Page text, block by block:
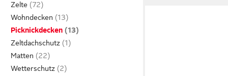
Zelte
Wohndecken
Picknickdecken
Zeltdachschutz
Matten
Wetterschutz